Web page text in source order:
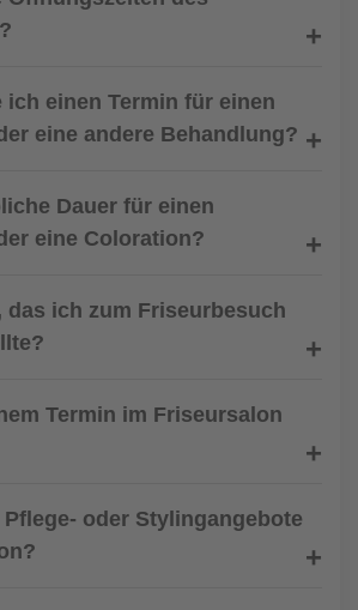
ich einen Termin für einen
eine andere Behandlung?
Dauer für einen
eine Coloration?
das ich zum Friseurbesuch
Termin im Friseursalon
oder Stylingangebote